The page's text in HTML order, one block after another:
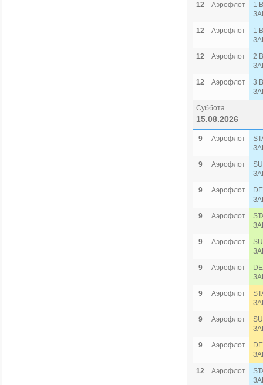
12
Аэрофлот
1
12
Аэрофлот
1
12
Аэрофлот
2
12
Аэрофлот
3
Суббота
15.08.2026
9 Аэрофлот
9
Аэрофлот
9
Аэрофлот
9
Аэрофлот
9
Аэрофлот
9
Аэрофлот
9
Аэрофлот
9
Аэрофлот
9
Аэрофлот
12
Аэрофлот